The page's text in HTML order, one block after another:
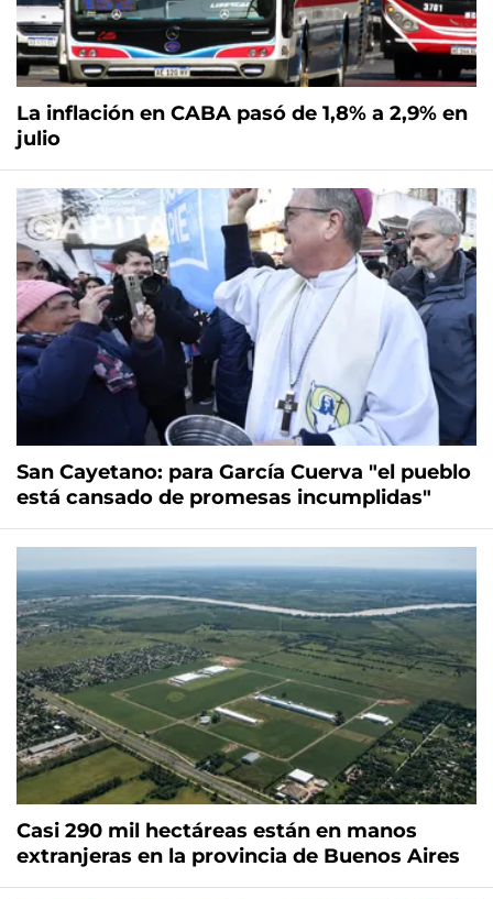
La inflación en CABA pasó de 1,8% a 2,9% en
julio
San Cayetano: para García Cuerva "el pueblo
está cansado de promesas incumplidas"
Casi 290 mil hectáreas están en manos
extranjeras en la provincia de Buenos Aires